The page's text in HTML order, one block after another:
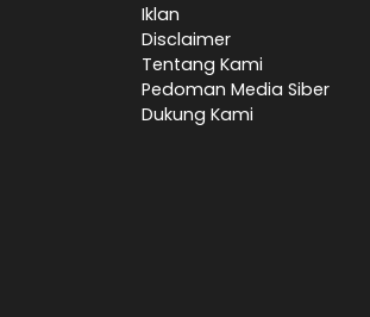
Iklan
Disclaimer
Tentang Kami
Pedoman Media Siber
Dukung Kami